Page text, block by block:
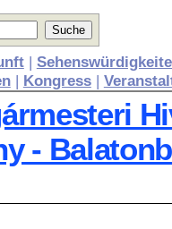
|
| Kongress|
-